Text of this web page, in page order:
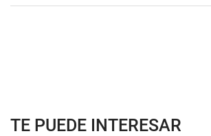
TE PUEDE INTERESAR